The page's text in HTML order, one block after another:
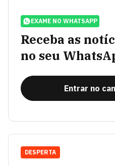
EXAME NO WHATSAPP
Receba as
no seu
Entrar no
DESPERTA